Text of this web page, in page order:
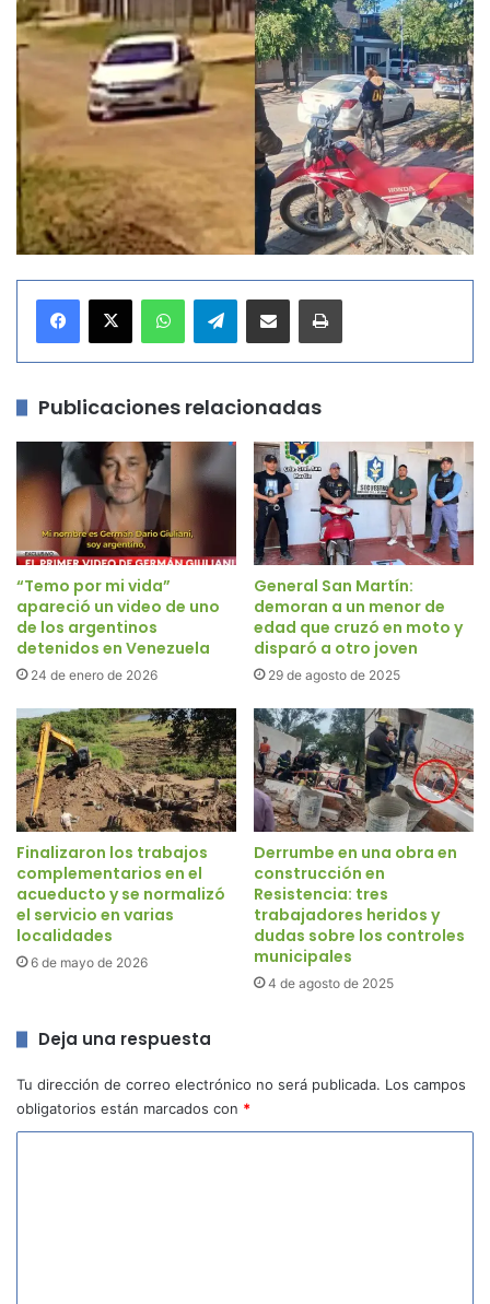
Telegram
Publicaciones relacionadas
“Temo por mi vida”
apareció un video de uno
de los argentinos
detenidos en Venezuela
24 de enero de 2026
General San Martín:
demoran a un menor de
edad que cruzó en moto y
disparó a otro joven
29 de agosto de 2025
Finalizaron los trabajos
complementarios en el
acueducto y se normalizó
el servicio en varias
localidades
6 de mayo de 2026
Derrumbe en una obra en
construcción en
Resistencia: tres
trabajadores heridos y
dudas sobre los controles
municipales
4 de agosto de 2025
Deja una respuesta
Tu dirección de correo electrónico no será publicada. Los campos
obligatorios están marcados con *